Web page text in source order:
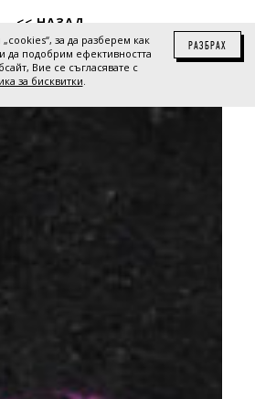
за да разберем как
да подобрим ефективността
Вие се съгласявате с
за бисквитки.
РАЗБРАХ
<< НАЗАД